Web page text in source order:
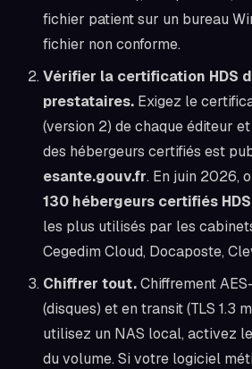
fichier patient sur un bureau
fichier non conforme.
Vérifier la certification HDS
prestataires. Exigez le
(version 2) de chaque éditeur
des hébergeurs certifiés est
esante.gouv.fr. En juin 2026,
130 hébergeurs certifiés HDS
les plus utilisés par les
Cegedim Cloud, Docaposte,
Chiffrer tout.Chiffrement
(disques) et en transit (TLS 1.3
utilisez un NAS local, activez
du volume. Si votre logiciel